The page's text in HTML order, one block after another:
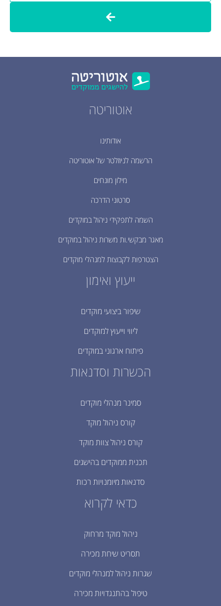
אוטוריטה
אודותינו
הרשמה לניוזלטר של אוטוריטה
מילון מונחים
סרטוני הדרכה
השמה לתפקידי ניהול במוקדים
מאגר מבקשי.ות משרות ניהול במוקדים
הצטרפות לקבוצות למנהלי מוקדים
ייעוץ ואימון
שיפור ביצועי מוקדים
ליווי וייעוץ למוקדים
פיתוח ארגוני במוקדים
הכשרות וסדנאות
סמינר מנהלי מוקדים
קורס ניהול מוקד
קורס ניהול צוות מוקד
תכנית ממוקדים בהישגים
סדנאות מיומנויות רכות
כדאי לקרוא
ניהול מוקד מרחוק
תסריט שיחת מכירה
שגרות ניהול למנהלי מוקדים
טיפול בהתנגדויות מכירה